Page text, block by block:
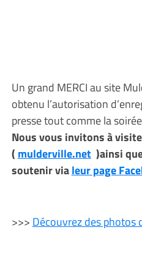
Un grand MERCI au site
obtenu l’autorisation
presse tout comme la
Nous vous invitons à
( mulderville.net)ainsi
soutenir vialeur page
>>> Découvrez des photos